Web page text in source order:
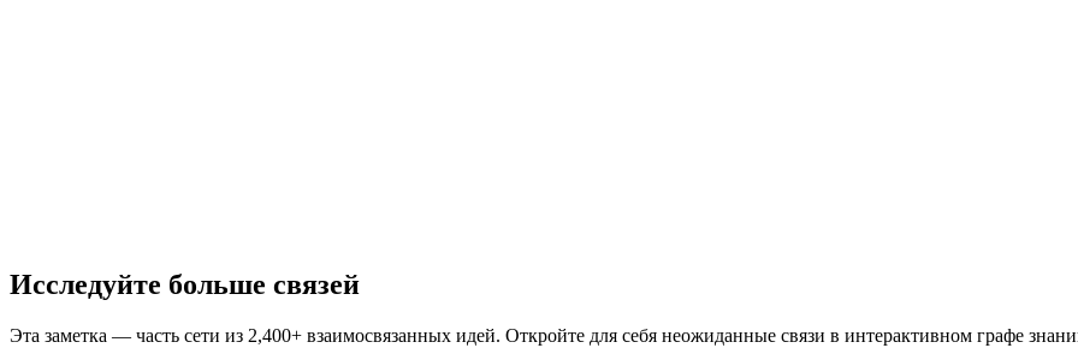
Исследуйте больше связей
Эта заметка — часть сети из 2,400+ взаимосвязанных идей. Откройте для себя неожиданные связи в интерактивном графе